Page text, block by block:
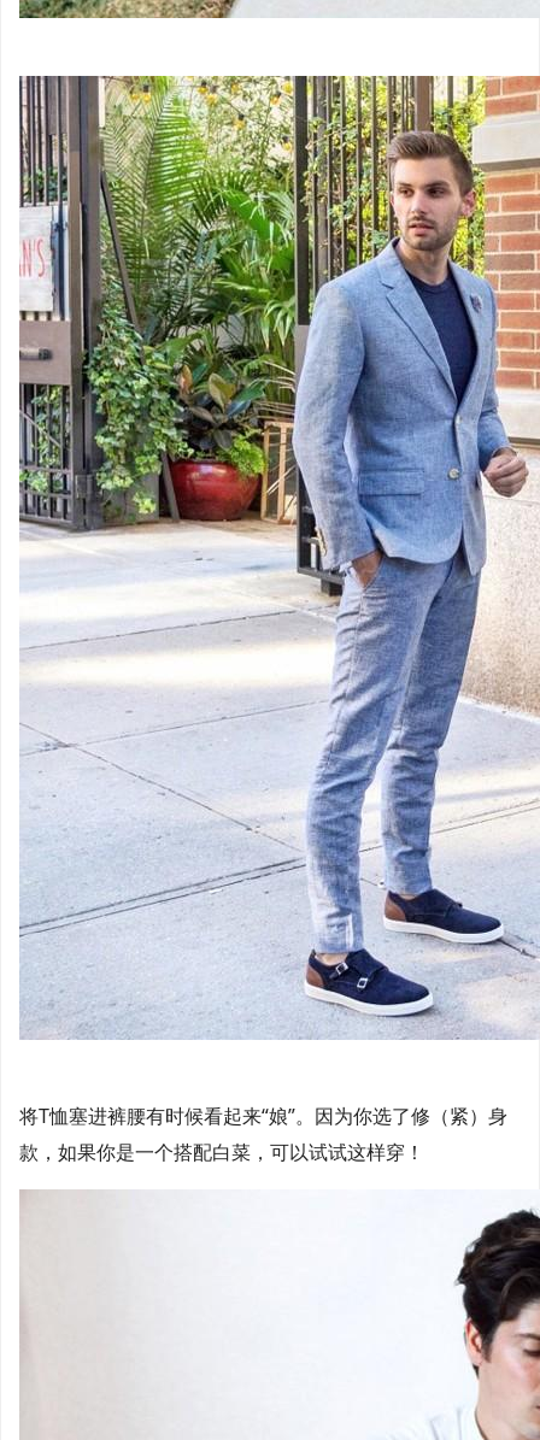
将T恤塞进裤腰有时候看起来“娘”。因为你选了修（紧）身
款，如果你是一个搭配白菜，可以试试这样穿！